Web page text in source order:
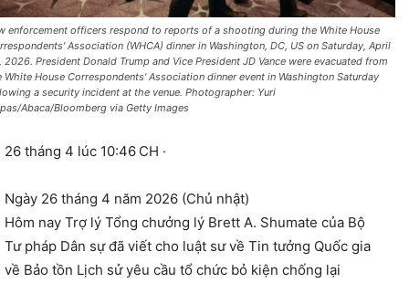
enforcement officers respond to reports of a shooting during the White House
Association (WHCA) dinner in Washington, DC, US on Saturday, April
2026. President Donald Trump and Vice President JD Vance were evacuated from
White House Correspondents' Association dinner event in Washington Saturday
a security incident at the venue. Photographer: Yuri
Abaca/Bloomberg via Getty Images
26 tháng 4 lúc 10:46 CH ·
Ngày 26 tháng 4 năm 2026 (Chủ nhật)
Hôm nay Trợ lý Tổng chưởng lý Brett A. Shumate của Bộ
Tư pháp Dân sự đã viết cho luật sư về Tin tưởng Quốc gia
về Bảo tồn Lịch sử yêu cầu tổ chức bỏ kiện chống lại